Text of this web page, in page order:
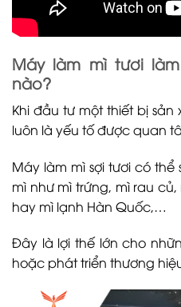
Máy làm mì tươi
nào?
Khi đầu tư một thiết bị
luôn là yếu tố được quan
Máy làm mì sợi tươi có
mì như mì trứng, mì rau
hay mì lạnh Hàn Quốc,…
Đây là lợi thế lớn cho
hoặc phát triển thương